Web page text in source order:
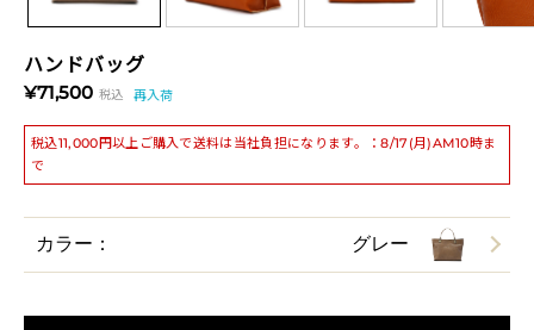
ハンドバッグ
¥71,500 税込 再入荷
税込11,000円以上ご購入で送料は当社負担になります。：8/17(月)AM10時ま
で
カラー： グレー